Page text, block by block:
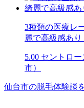
3種類の医療レ
麗で高級感あり
5.00 セントロ
市）
仙台市の脱毛体験談